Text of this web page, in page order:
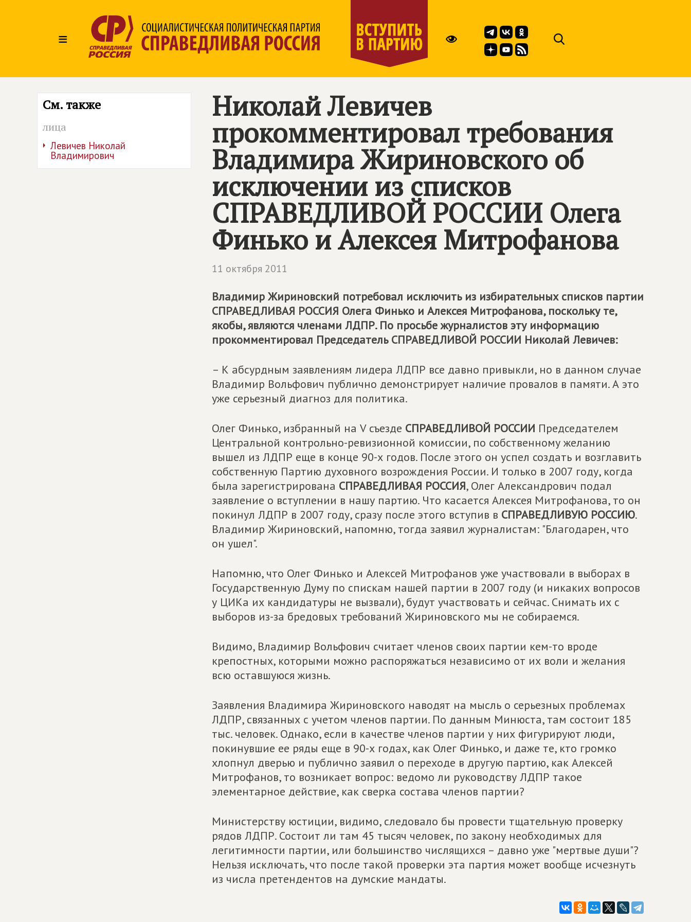
≡
См. также
лица
Левичев Николай
Владимирович
Николай Левичев
прокомментировал требования
Владимира Жириновского об
исключении из списков
СПРАВЕДЛИВОЙ РОССИИ Олега
Финько и Алексея Митрофанова
11 октября 2011
Владимир Жириновский потребовал исключить из избирательных списков партии
СПРАВЕДЛИВАЯ РОССИЯ Олега Финько и Алексея Митрофанова, поскольку те,
якобы, являются членами ЛДПР. По просьбе журналистов эту информацию
прокомментировал Председатель СПРАВЕДЛИВОЙ РОССИИ Николай Левичев:
– К абсурдным заявлениям лидера ЛДПР все давно привыкли, но в данном случае
Владимир Вольфович публично демонстрирует наличие провалов в памяти. А это
уже серьезный диагноз для политика.
Олег Финько, избранный на V съезде СПРАВЕДЛИВОЙ РОССИИ Председателем
Центральной контрольно-ревизионной комиссии, по собственному желанию
вышел из ЛДПР еще в конце 90-х годов. После этого он успел создать и возглавить
собственную Партию духовного возрождения России. И только в 2007 году, когда
была зарегистрирована СПРАВЕДЛИВАЯ РОССИЯ, Олег Александрович подал
заявление о вступлении в нашу партию. Что касается Алексея Митрофанова, то он
покинул ЛДПР в 2007 году, сразу после этого вступив в СПРАВЕДЛИВУЮ РОССИЮ.
Владимир Жириновский, напомню, тогда заявил журналистам: "Благодарен, что
он ушел".
Напомню, что Олег Финько и Алексей Митрофанов уже участвовали в выборах в
Государственную Думу по спискам нашей партии в 2007 году (и никаких вопросов
у ЦИКа их кандидатуры не вызвали), будут участвовать и сейчас. Снимать их с
выборов из-за бредовых требований Жириновского мы не собираемся.
Видимо, Владимир Вольфович считает членов своих партии кем-то вроде
крепостных, которыми можно распоряжаться независимо от их воли и желания
всю оставшуюся жизнь.
Заявления Владимира Жириновского наводят на мысль о серьезных проблемах
ЛДПР, связанных с учетом членов партии. По данным Минюста, там состоит 185
тыс. человек. Однако, если в качестве членов партии у них фигурируют люди,
покинувшие ее ряды еще в 90-х годах, как Олег Финько, и даже те, кто громко
хлопнул дверью и публично заявил о переходе в другую партию, как Алексей
Митрофанов, то возникает вопрос: ведомо ли руководству ЛДПР такое
элементарное действие, как сверка состава членов партии?
Министерству юстиции, видимо, следовало бы провести тщательную проверку
рядов ЛДПР. Состоит ли там 45 тысяч человек, по закону необходимых для
легитимности партии, или большинство числящихся – давно уже "мертвые души"?
Нельзя исключать, что после такой проверки эта партия может вообще исчезнуть
из числа претендентов на думские мандаты.